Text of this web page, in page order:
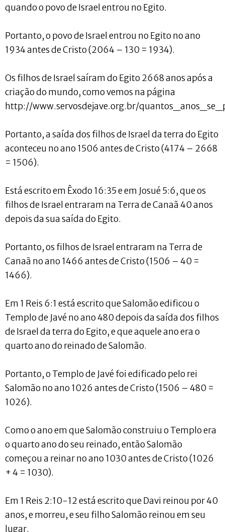
quando o povo de Israel entrou no Egito.
Portanto, o povo de Israel entrou no Egito no ano
1934 antes de Cristo (2064 – 130 = 1934).
Os filhos de Israel saíram do Egito 2668 anos após a
criação do mundo, como vemos na página
http://www.servosdejave.org.br/
Portanto, a saída dos filhos de Israel da terra do Egito
aconteceu no ano 1506 antes de Cristo (4174 – 2668
= 1506).
Está escrito em Êxodo 16:35 e em Josué 5:6, que os
filhos de Israel entraram na Terra de Canaã 40 anos
depois da sua saída do Egito.
Portanto, os filhos de Israel entraram na Terra de
Canaã no ano 1466 antes de Cristo (1506 – 40 =
1466).
Em 1 Reis 6:1 está escrito que Salomão edificou o
Templo de Javé no ano 480 depois da saída dos filhos
de Israel da terra do Egito, e que aquele ano era o
quarto ano do reinado de Salomão.
Portanto, o Templo de Javé foi edificado pelo rei
Salomão no ano 1026 antes de Cristo (1506 – 480 =
1026).
Como o ano em que Salomão construiu o Templo era
o quarto ano do seu reinado, então Salomão
começou a reinar no ano 1030 antes de Cristo (1026
+ 4 = 1030).
Em 1 Reis 2:10-12 está escrito que Davi reinou por 40
anos, e morreu, e seu filho Salomão reinou em seu
lugar.